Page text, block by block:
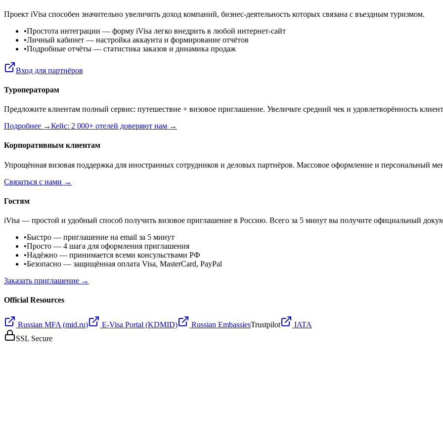
Проект iVisa способен значительно увеличить доход компаний, бизнес-деятельность которых связана с въездным туризмом.
•Простота интеграции — форму iVisa легко внедрить в любой интернет-сайт
•Личный кабинет — настройка аккаунта и формирование отчётов
•Подробные отчёты — статистика заказов и динамика продаж
Вход для партнёров
Туроператорам
Предложите клиентам полный сервис: путешествие + визовое приглашение. Увеличьте средний чек и удовлетворённость
Подробнее →Кейс: 2 000+ отелей доверяют нам →
Корпоративным клиентам
Упрощённая визовая поддержка для иностранных сотрудников и деловых партнёров. Массовое оформление и персональный
Связаться с нами →
Гостям
iVisa — простой и удобный способ получить визовое приглашение в Россию. Всего за 5 минут вы получите официальный
•Быстро — приглашение на email за 5 минут
•Просто — 4 шага для оформления приглашения
•Надёжно — принимается всеми консульствами РФ
•Безопасно — защищённая оплата Visa, MasterCard, PayPal
Заказать приглашение →
Official Resources
Russian MFA (mid.ru) E-Visa Portal (KDMID) Russian EmbassiesTrustpilot
IATA
SSL Secure